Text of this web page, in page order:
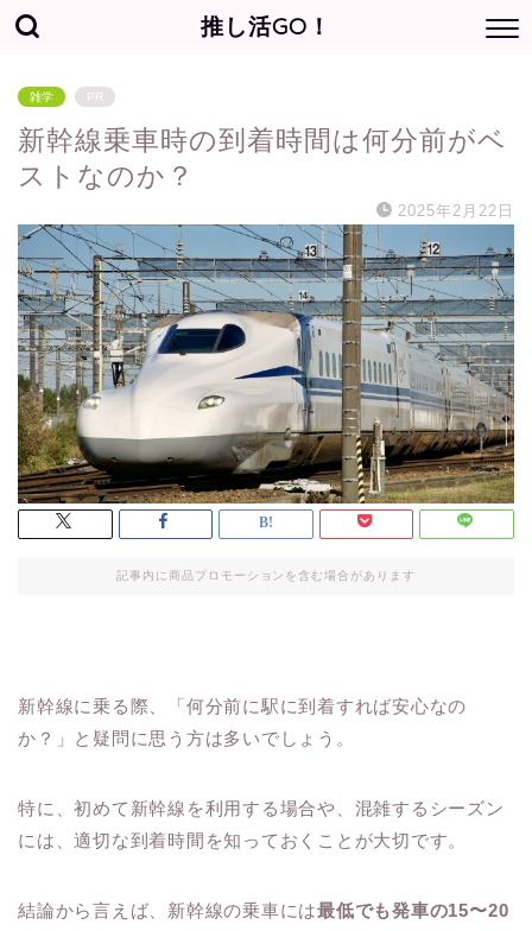
推し活GO！
雑学 PR
新幹線乗車時の到着時間は何分前がベ
ストなのか？
2025年2月22日
記事内に商品プロモーションを含む場合があります
新幹線に乗る際、「何分前に駅に到着すれば安心なの
か？」と疑問に思う方は多いでしょう。
特に、初めて新幹線を利用する場合や、混雑するシーズン
には、適切な到着時間を知っておくことが大切です。
結論から言えば、新幹線の乗車には最低でも発車の15〜20